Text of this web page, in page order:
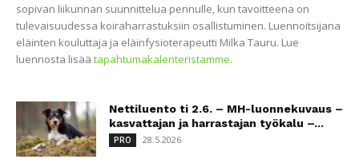
sopivan liikunnan suunnittelua pennulle, kun tavoitteena on
tulevaisuudessa koiraharrastuksiin osallistuminen. Luennoitsijana
eläinten kouluttaja ja eläinfysioterapeutti Milka Tauru. Lue
luennosta lisää tapahtumakalenteristamme.
Nettiluento ti 2.6. – MH-luonnekuvaus –
kasvattajan ja harrastajan työkalu –...
PRO 28.5.2026